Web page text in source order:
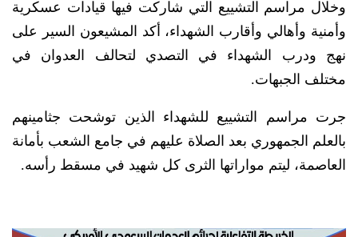
وخلال مراسم التشييع التي شاركت فيها قيادات عسكرية
وأمنية وأهالي وأقارب الشهداء، أكد المشيعون السير على
نهج ودرب الشهداء في التصدي لتحالف العدوان في
مختلف الجبهات.
جرت مراسم التشييع للشهداء الذين توشحت جثامينهم
بالعلم الجمهوري بعد الصلاة عليهم في جامع الشعب بأمانة
العاصمة، ليتم مواراتها الثرى كل شهيد في مسقط رأسه.